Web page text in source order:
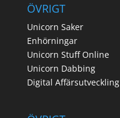
ÖVRIGT
Unicorn Saker
Enhörningar
Unicorn Stuff Online
Unicorn Dabbing
Digital Affärsutveckling